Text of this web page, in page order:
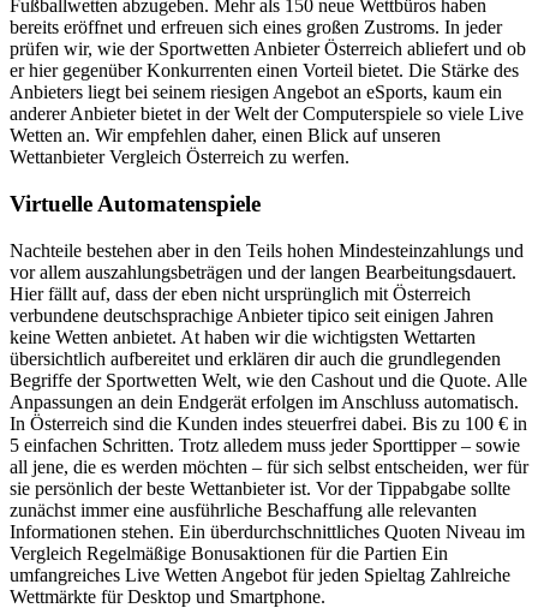
Fußballwetten abzugeben. Mehr als 150 neue Wettbüros haben
bereits eröffnet und erfreuen sich eines großen Zustroms. In jeder
prüfen wir, wie der Sportwetten Anbieter Österreich abliefert und ob
er hier gegenüber Konkurrenten einen Vorteil bietet. Die Stärke des
Anbieters liegt bei seinem riesigen Angebot an eSports, kaum ein
anderer Anbieter bietet in der Welt der Computerspiele so viele Live
Wetten an. Wir empfehlen daher, einen Blick auf unseren
Wettanbieter Vergleich Österreich zu werfen.
Virtuelle Automatenspiele
Nachteile bestehen aber in den Teils hohen Mindesteinzahlungs und
vor allem auszahlungsbeträgen und der langen Bearbeitungsdauert.
Hier fällt auf, dass der eben nicht ursprünglich mit Österreich
verbundene deutschsprachige Anbieter tipico seit einigen Jahren
keine Wetten anbietet. At haben wir die wichtigsten Wettarten
übersichtlich aufbereitet und erklären dir auch die grundlegenden
Begriffe der Sportwetten Welt, wie den Cashout und die Quote. Alle
Anpassungen an dein Endgerät erfolgen im Anschluss automatisch.
In Österreich sind die Kunden indes steuerfrei dabei. Bis zu 100 € in
5 einfachen Schritten. Trotz alledem muss jeder Sporttipper – sowie
all jene, die es werden möchten – für sich selbst entscheiden, wer für
sie persönlich der beste Wettanbieter ist. Vor der Tippabgabe sollte
zunächst immer eine ausführliche Beschaffung alle relevanten
Informationen stehen. Ein überdurchschnittliches Quoten Niveau im
Vergleich Regelmäßige Bonusaktionen für die Partien Ein
umfangreiches Live Wetten Angebot für jeden Spieltag Zahlreiche
Wettmärkte für Desktop und Smartphone.